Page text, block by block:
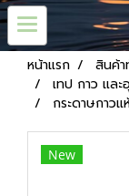
หน้าแรก สินค้
เทป กาว แล
กระดาษกาว
New